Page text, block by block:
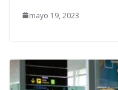
mayo 19, 2023